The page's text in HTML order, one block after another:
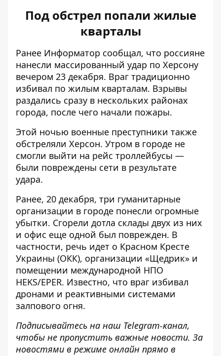
Под обстрел попали жилые
кварталы
Ранее Информатор сообщал, что россияне
нанесли массированный удар по Херсону
вечером 23 декабря. Враг традиционно
избивал по жилым кварталам. Взрывы
раздались сразу в нескольких районах
города, после чего начали пожары.
Этой ночью военные преступники также
обстреляли Херсон. Утром в городе не
смогли выйти на рейс троллейбусы —
были повреждены сети в результате
удара.
Ранее, 20 декабря, три гуманитарные
организации в городе понесли огромные
убытки. Сгорели дотла склады двух из них
и офис еще одной был поврежден. В
частности, речь идет о Красном Кресте
Украины (ОКК), организации «Щедрик» и
помещении международной НПО
HEKS/EPER. Известно, что враг избивал
дронами и реактивными системами
залпового огня.
Подписывайтесь на наш Telegram-канал,
чтобы не пропустить важные новости. За
новостями в режиме онлайн прямо в